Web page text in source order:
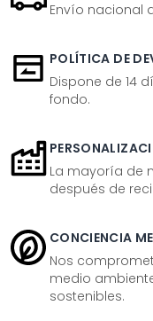
Envío nacional
POLÍTICA DE
Dispone de 14
fondo.
La mayoría de
después de
CONCIENCIA
Nos
medio
sostenibles.